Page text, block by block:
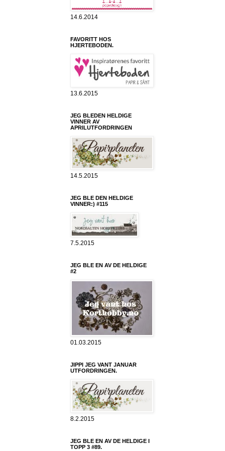
14.6.2014
FAVORITT HOS
HJERTEBODEN.
13.6.2015
JEG BLEDEN HELDIGE
VINNER AV
APRILUTFORDRINGEN
14.5.2015
JEG BLE DEN HELDIGE
VINNER:) #115
7.5.2015
JEG BLE EN AV DE HELDIGE
#2
01.03.2015
JIPPI JEG VANT JANUAR
UTFORDRINGEN.
8.2.2015
JEG BLE EN AV DE HELDIGE I
TOPP 3 #89.